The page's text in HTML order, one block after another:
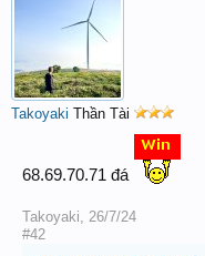
Takoyaki Thần Tài
68.69.70.71 đá
Takoyaki, 26/7/24
#42